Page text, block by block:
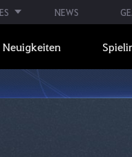
NEWS
Neuigkeiten